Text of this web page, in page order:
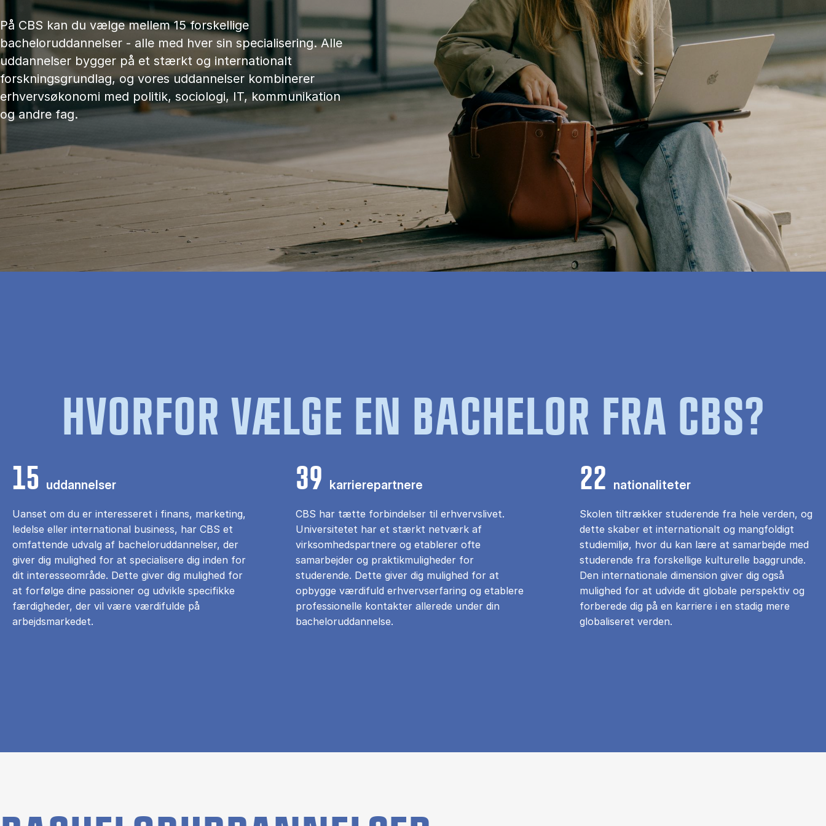
På CBS kan du vælge mellem 15 forskellige
bacheloruddannelser - alle med hver sin specialisering. Alle
uddannelser bygger på et stærkt og internationalt
forskningsgrundlag, og vores uddannelser kombinerer
erhvervsøkonomi med politik, sociologi, IT, kommunikation
og andre fag.
HVORFOR VÆLGE EN BACHELOR FRA CBS?
15 uddannelser
Uanset om du er interesseret i finans, marketing,
ledelse eller international business, har CBS et
omfattende udvalg af bacheloruddannelser, der
giver dig mulighed for at specialisere dig inden for
dit interesseområde. Dette giver dig mulighed for
at forfølge dine passioner og udvikle specifikke
færdigheder, der vil være værdifulde på
arbejdsmarkedet.
39 karrierepartnere
CBS har tætte forbindelser til erhvervslivet.
Universitetet har et stærkt netværk af
virksomhedspartnere og etablerer ofte
samarbejder og praktikmuligheder for
studerende. Dette giver dig mulighed for at
opbygge værdifuld erhvervserfaring og etablere
professionelle kontakter allerede under din
bacheloruddannelse.
22 nationaliteter
Skolen tiltrækker studerende fra hele verden, og
dette skaber et internationalt og mangfoldigt
studiemiljø, hvor du kan lære at samarbejde med
studerende fra forskellige kulturelle baggrunde.
Den internationale dimension giver dig også
mulighed for at udvide dit globale perspektiv og
forberede dig på en karriere i en stadig mere
globaliseret verden.